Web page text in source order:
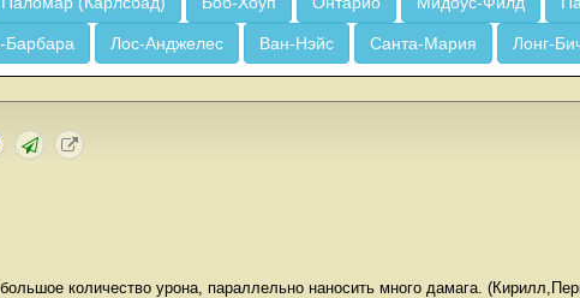
Барбара Лос-Анджелес Ван-Нэйс Санта-Мария Лонг-
количество урона, параллельно наносить много дамага.